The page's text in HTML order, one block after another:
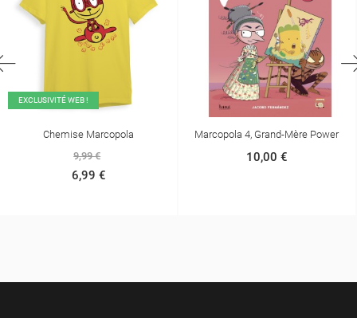
EXCLUSIVITÉ WEB !
Chemise Marcopola
9,99 €
6,99 €
Marcopola 4, Grand-Mère Power
10,00 €